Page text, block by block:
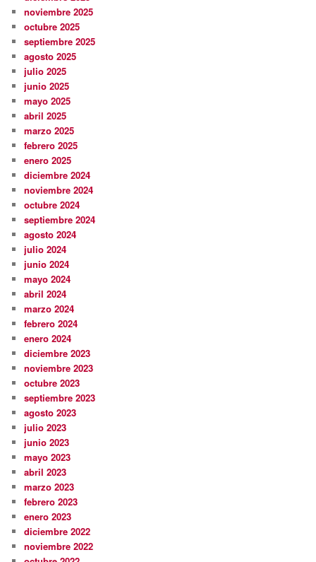
noviembre 2025
octubre 2025
septiembre 2025
agosto 2025
julio 2025
junio 2025
mayo 2025
abril 2025
marzo 2025
febrero 2025
enero 2025
diciembre 2024
noviembre 2024
octubre 2024
septiembre 2024
agosto 2024
julio 2024
junio 2024
mayo 2024
abril 2024
marzo 2024
febrero 2024
enero 2024
diciembre 2023
noviembre 2023
octubre 2023
septiembre 2023
agosto 2023
julio 2023
junio 2023
mayo 2023
abril 2023
marzo 2023
febrero 2023
enero 2023
diciembre 2022
noviembre 2022